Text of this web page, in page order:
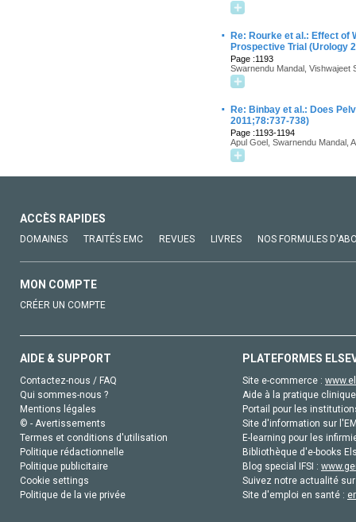
·
Re: Rourke et al.: Effect of
Prospective Trial (Urology
Page :1193
Swarnendu Mandal, Vishwajeet
·
Re: Binbay et al.: Does
2011;78:737-738)
Page :1193-1194
Apul Goel, Swarnendu Mandal,
ACCÈS RAPIDES
DOMAINES TRAITÉS EMC REVUES LIVRES NOS FORMULES
MON COMPTE
CRÉER UN COMPTE
AIDE & SUPPORT
Contactez-nous / FAQ
Qui sommes-nous ?
Mentions légales
© - Avertissements
Termes et conditions d'utilisation
Politique rédactionnelle
Politique publicitaire
Cookie settings
Politique de la vie privée
PLATEFORMES
Site e-commerce :
Aide à la pratique
Portail pour les
Site d'information sur
E-learning pour les
Bibliothèque d'e-books
Blog special IFSI :
Suivez notre actualité
Site d'emploi en santé :